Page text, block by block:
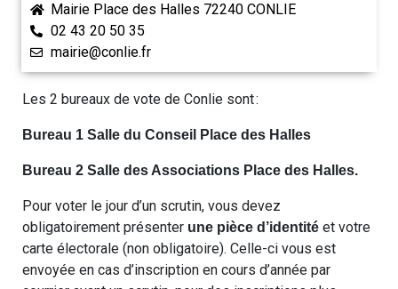
Mairie Place des Halles 72240 CONLIE
02 43 20 50 35
mairie@conlie.fr
Les 2 bureaux de vote de Conlie sont :
Bureau 1 Salle du Conseil Place des Halles
Bureau 2 Salle des Associations Place des Halles.
Pour voter le jour d’un scrutin, vous devez
obligatoirement présenter une pièce d’identité et votre
carte électorale (non obligatoire). Celle-ci vous est
envoyée en cas d’inscription en cours d’année par